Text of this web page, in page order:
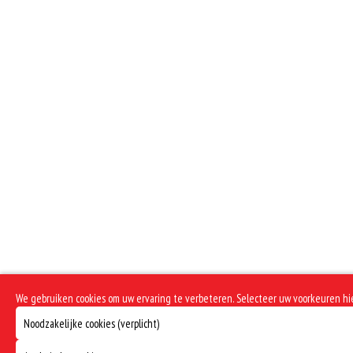
We gebruiken cookies om uw ervaring te verbeteren. Selecteer uw voorkeuren
Noodzakelijke cookies (verplicht)